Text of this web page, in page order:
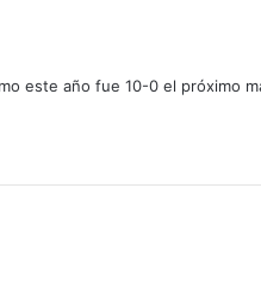
este año fue 10-0 el próximo